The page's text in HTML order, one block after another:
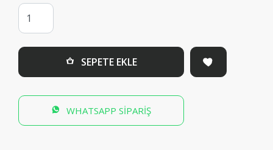
SEPETE EKLE
WHATSAPP SİPARİŞ